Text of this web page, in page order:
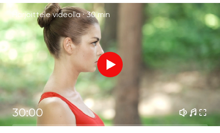
Harjoittele videolla ·30 min
30:00